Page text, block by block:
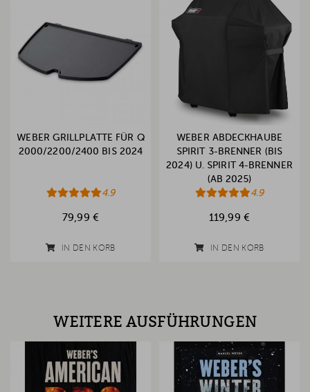
WEBER GRILLPLATTE FÜR Q
2000/2200/2400 BIS 2024
4.9
79,99 €
IN DEN KORB
WEBER ABDECKHAUBE
SPIRIT 3-BRENNER (BIS
2024) U. SPIRIT 4-BRENNER
(AB 2025)
4.9
119,99 €
IN DEN KORB
WEITERE AUSFÜHRUNGEN